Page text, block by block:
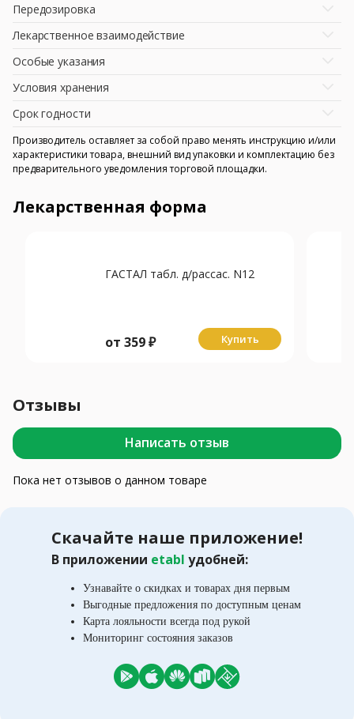
Передозировка
Лекарственное взаимодействие
Особые указания
Условия хранения
Срок годности
Производитель оставляет за собой право менять инструкцию и/или
характеристики товара, внешний вид упаковки и комплектацию без
предварительного уведомления торговой площадки.
Лекарственная форма
ГАСТАЛ табл. д/рассас. N12
от 359₽ Купить
Отзывы
Написать отзыв
Пока нет отзывов о данном товаре
Скачайте наше приложение!
В приложении etabl удобней:
Узнавайте о скидках и товарах дня первым
Выгодные предложения по доступным ценам
Карта лояльности всегда под рукой
Мониторинг состояния заказов